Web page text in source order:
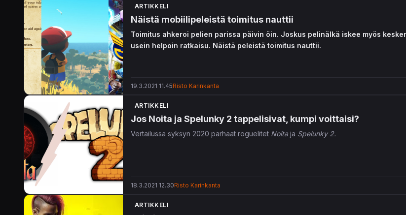
ARTIKKELI
Näistä mobiilipeleistä toimitus nauttii
Toimitus ahkeroi pelien parissa päivin öin. Joskus pelinälkä iskee myös
usein helpoin ratkaisu. Näistä peleistä toimitus nauttii.
19.3.2021 11.45Risto Karinkanta
ARTIKKELI
Jos Noita ja Spelunky 2 tappelisivat, kumpi voittaisi?
Vertailussa syksyn 2020 parhaat roguelitet Noita ja Spelunky 2.
18.3.2021 12.30Risto Karinkanta
ARTIKKELI